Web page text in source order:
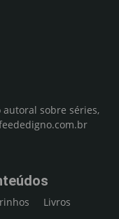
sobre séries,
Livros